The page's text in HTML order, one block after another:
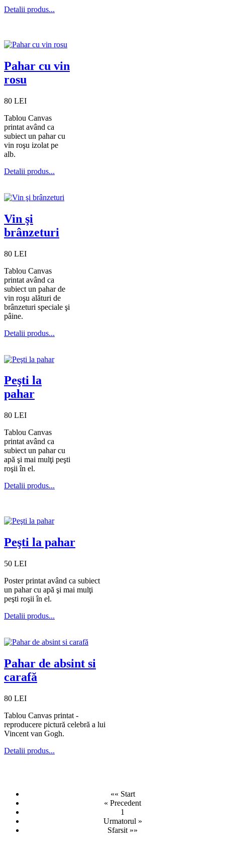
Detalii produs...
Pahar cu vin
rosu
80 LEI
Tablou Canvas
printat având ca
subiect un pahar cu
vin roşu izolat pe
alb.
Detalii produs...
Vin şi
brânzeturi
80 LEI
Tablou Canvas
printat având ca
subiect un pahar de
vin roşu alături de
brânzeturi speciale şi
pâine.
Detalii produs...
Peşti la
pahar
80 LEI
Tablou Canvas
printat având ca
subiect un pahar cu
apă şi mai mulţi peşti
roşii în el.
Detalii produs...
Peşti la pahar
50 LEI
Poster printat având ca subiect
un pahar cu apă şi mai mulţi
peşti roşii în el.
Detalii produs...
Pahar de absint si
carafă
80 LEI
Tablou Canvas printat -
reproducere pictură celebră a lui
Vincent van Gogh.
Detalii produs...
«« Start
« Precedent
1
Urmatorul »
Sfarsit »»